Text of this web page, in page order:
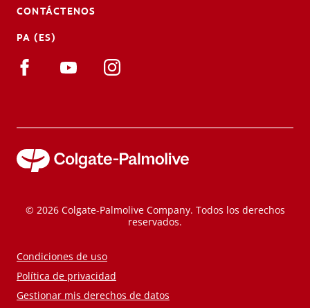
CONTÁCTENOS
PA (ES)
© 2026 Colgate-Palmolive Company. Todos los derechos
reservados.
Condiciones de uso
Política de privacidad
Gestionar mis derechos de datos